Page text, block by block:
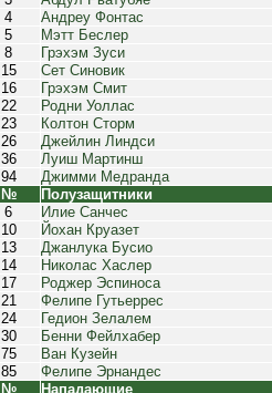
4
Андреу Фонтас
5
Мэтт Беслер
8
Грэхэм Зуси
15
Сет Синовик
16
Грэхэм Смит
22
Родни Уоллас
23
Колтон Сторм
26
Джейлин Линдси
36
Луиш Мартинш
94
Джимми Медранда
№
Полузащитники
6
Илие Санчес
10
Йохан Круазет
13
Джанлука Бусио
14
Николас Хаслер
17
Роджер Эспиноса
21
Фелипе Гутьеррес
24
Гедион Зелалем
30
Бенни Фейлхабер
75
Ван Кузейн
85
Фелипе Эрнандес
№
Нападающие